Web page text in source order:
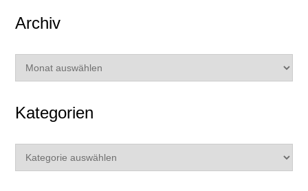
Archiv
Archiv
Kategorien
Kategorien